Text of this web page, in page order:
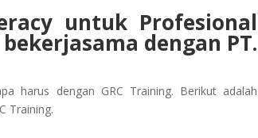
untuk Profesional
dengan PT.
harus dengan GRC Training. Berikut adalah
Training.